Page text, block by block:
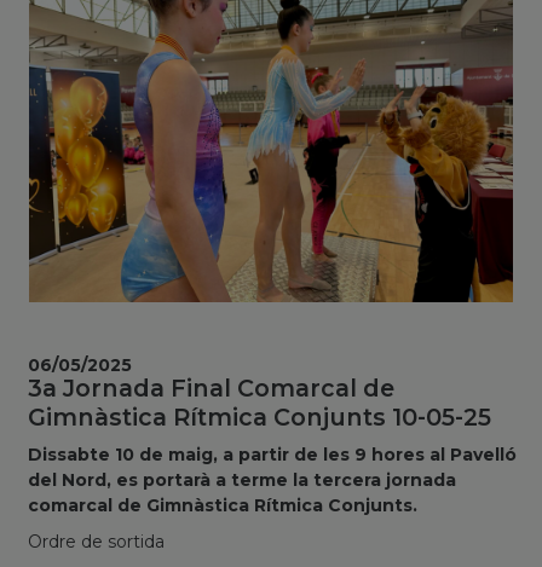
3a Jornada Final Comarcal de
Gimnàstica Rítmica Conjunts 10-05-25
Dissabte 10 de maig, a partir de les 9 hores al Pavelló
del Nord, es portarà a terme la tercera jornada
comarcal de Gimnàstica Rítmica Conjunts.
Ordre de sortida
06/05/2025